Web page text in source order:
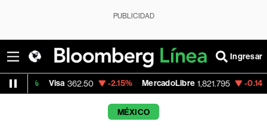
PUBLICIDAD
Ingresar
362.50 -2.15% MercadoLibre 1,821.795 -0.14% Banco
MÉXICO